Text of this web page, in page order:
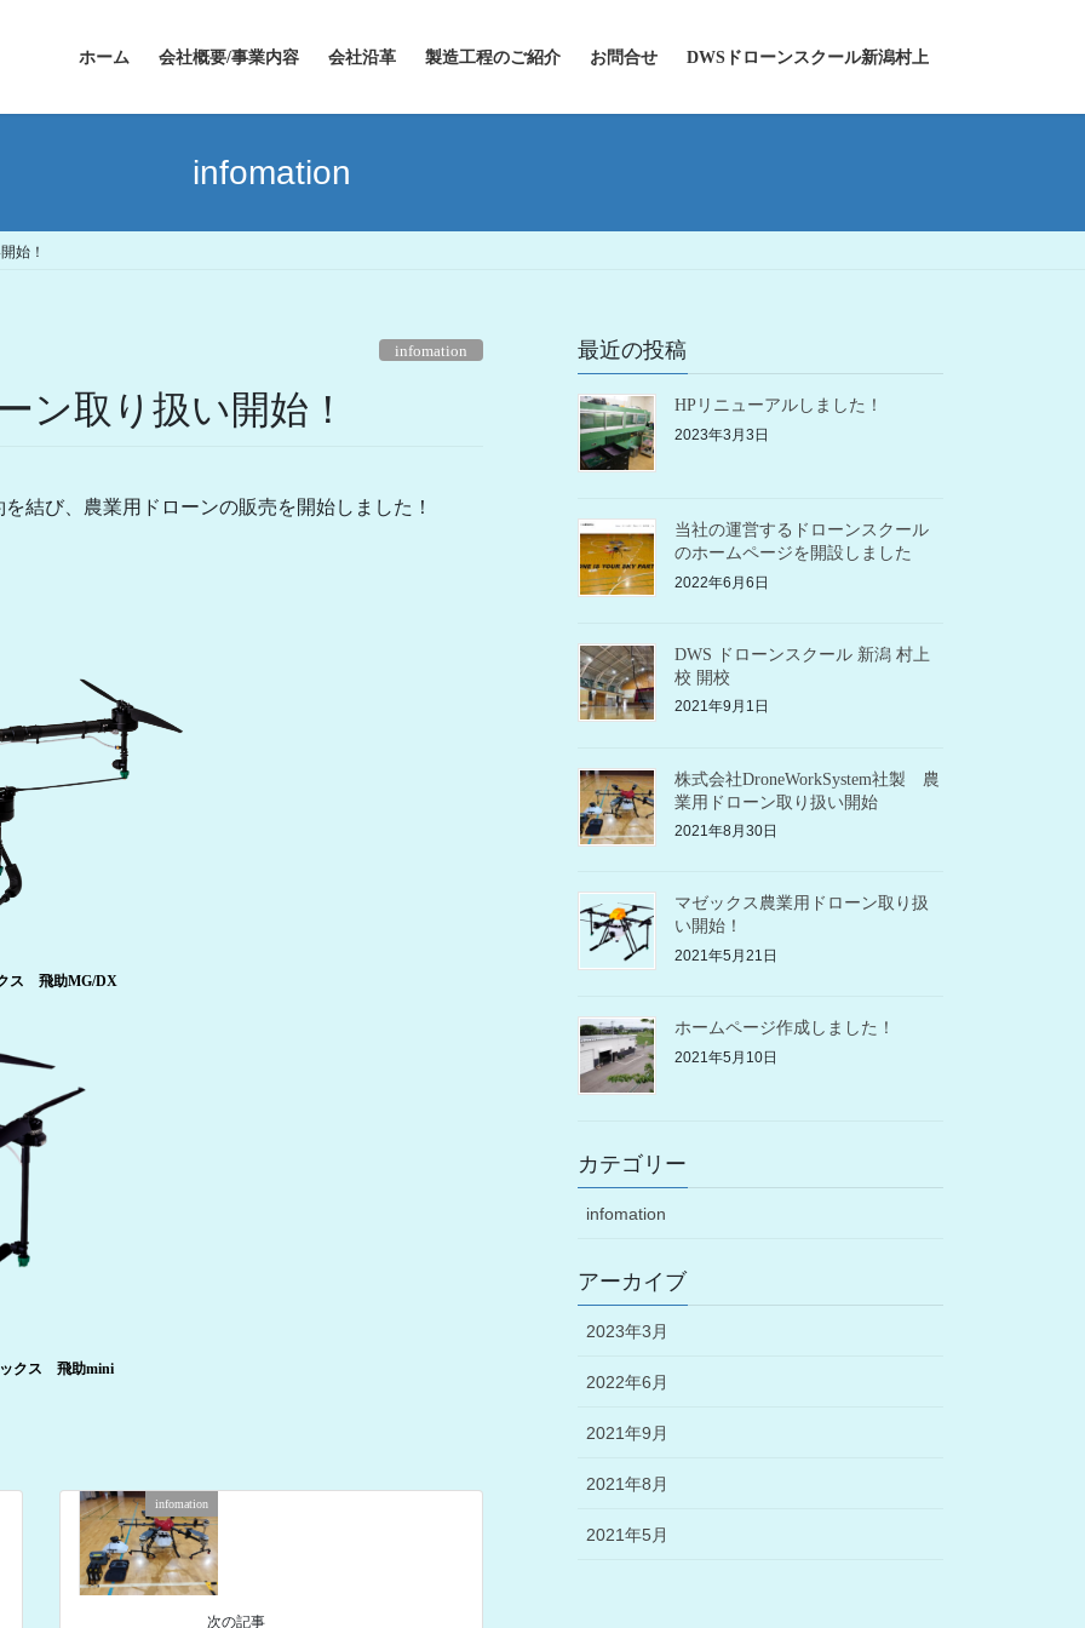
ホーム 会社概要/事業内容 会社沿革 製造工程のご紹介 お問合せ DWSドローンスクール新潟村上
infomation
始！
infomation
ン取り扱い開始！
結び、農業用ドローンの販売を開始しました！
ス 飛助MG/DX
クス 飛助mini
infomation
次の記事
最近の投稿
HPリニューアルしました！
2023年3月3日
当社の運営するドローンスクール
のホームページを開設しました
2022年6月6日
DWS ドローンスクール 新潟 村上
校 開校
2021年9月1日
株式会社DroneWorkSystem社製 農
業用ドローン取り扱い開始
2021年8月30日
マゼックス農業用ドローン取り扱
い開始！
2021年5月21日
ホームページ作成しました！
2021年5月10日
カテゴリー
infomation
アーカイブ
2023年3月
2022年6月
2021年9月
2021年8月
2021年5月